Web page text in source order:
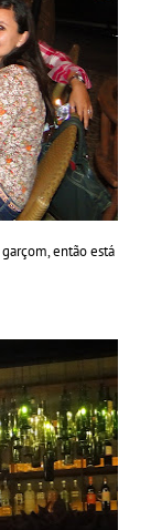
então está